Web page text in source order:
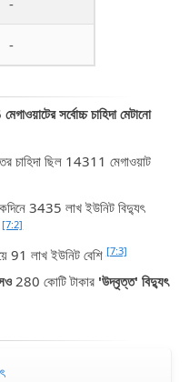
-
-
সর্বোচ্চ চাহিদা মেটানো
চাহিদা ছিল 14311 মেগাওয়াট
3435 লাখ ইউনিট বিদ্যুৎ
[7:2]
91 লাখ ইউনিট বেশি[7:3]
280 কোটি টাকার 'উদ্বৃত্ত' বিদ্যুৎ